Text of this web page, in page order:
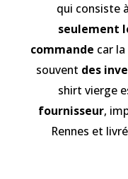
qui consiste à
seulement
commande car
souvent des
shirt vierge
fournisseur,
Rennes et